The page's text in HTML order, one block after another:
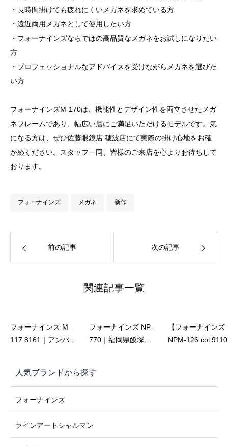
・長時間掛けても疲れにくいメガネを求めている方
・遠近両用メガネとして使用したい方
・フォーナインズならではの高品質なメガネをお試しになりたい
方
・プロフェッショナルなアドバイスを受けながらメガネを選びた
い方
フォーナインズM-170は、機能性とデザイン性を両立させたメガ
ネフレームであり、幅広い層にご満足いただけるモデルです。気
になる方は、ぜひ佐藤眼鏡店 穂波店にて実際の掛け心地をお確
かめください。スタッフ一同、皆様のご来店を心よりお待ちして
おります。
フォーナインズ メガネ 新作
前の記事 次の記事
関連記事一覧
フォーナインズ M-
117 8161｜アンバー
上質なメガネ【佐藤
フォーナインズ NP-
770｜福岡県飯塚市
【佐藤眼鏡店】
【フォーナインズ
NPM-126
人気ブランドから探す
フォーナインズ
ラインアートシャルマン